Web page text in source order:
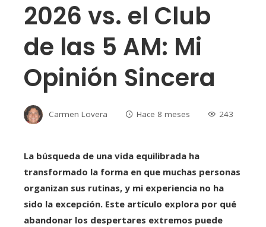
2026 vs. el Club
de las 5 AM: Mi
Opinión Sincera
Carmen Lovera Hace 8 meses 243
La búsqueda de una vida equilibrada ha
transformado la forma en que muchas personas
organizan sus rutinas, y mi experiencia no ha
sido la excepción. Este artículo explora por qué
abandonar los despertares extremos puede